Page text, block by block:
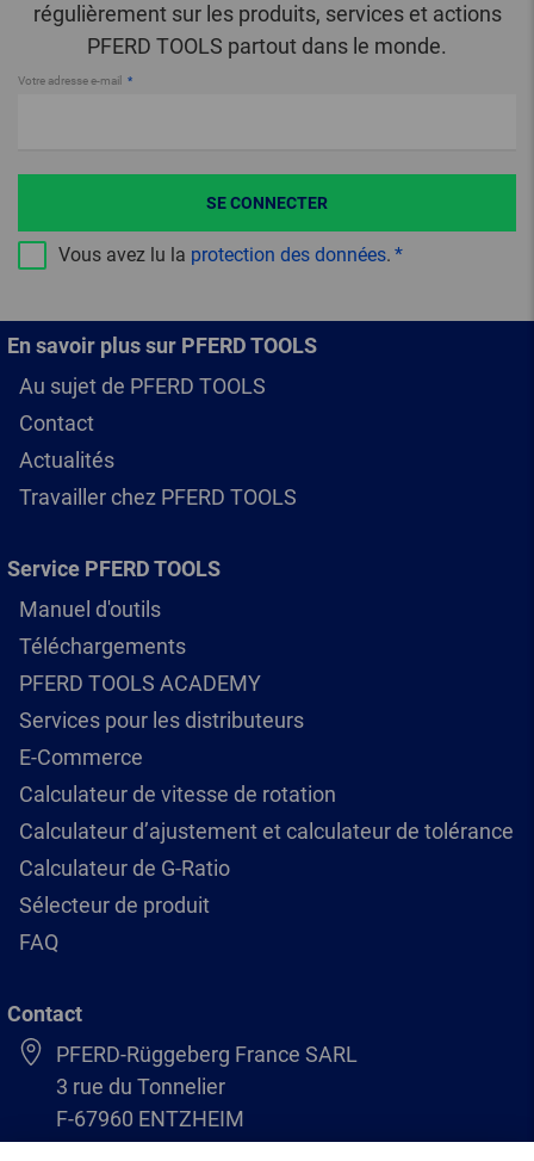
régulièrement sur les produits, services et actions
PFERD TOOLS partout dans le monde.
Votre adresse e-mail
Vous avez lu la protection des données.
SE CONNECTER
En savoir plus sur PFERD TOOLS
Au sujet de PFERD TOOLS
Contact
Actualités
Travailler chez PFERD TOOLS
Service PFERD TOOLS
Manuel d'outils
Téléchargements
PFERD TOOLS ACADEMY
Services pour les distributeurs
E-Commerce
Calculateur de vitesse de rotation
Calculateur d’ajustement et calculateur de tolérance
Calculateur de G-Ratio
Sélecteur de produit
FAQ
Contact
PFERD-Rüggeberg France SARL
3 rue du Tonnelier
F-67960 ENTZHEIM